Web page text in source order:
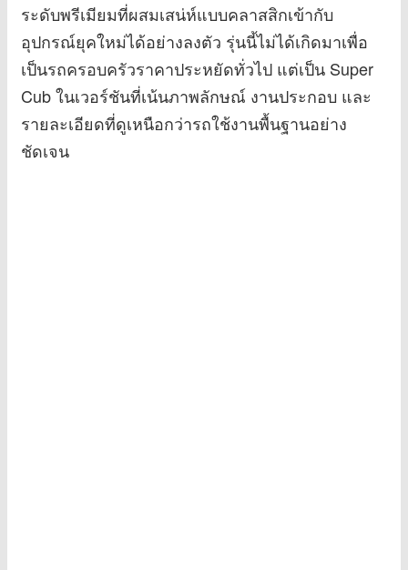
ระดับพรีเมียมที่ผสมเสน่ห์แบบคลาสสิกเข้ากับ
อุปกรณ์ยุคใหม่ได้อย่างลงตัว รุ่นนี้ไม่ได้เกิดมาเพื่อ
เป็นรถครอบครัวราคาประหยัดทั่วไป แต่เป็น Super
Cub ในเวอร์ชันที่เน้นภาพลักษณ์ งานประกอบ และ
รายละเอียดที่ดูเหนือกว่ารถใช้งานพื้นฐานอย่าง
ชัดเจน